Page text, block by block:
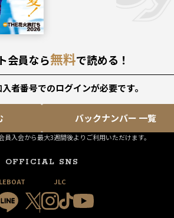
会員なら無料で読める！
者番号でのログインが必要です。
バックナンバー 一覧
員入会から最大3週間後よりご利用いただけます。
OFFICIAL SNS
JLC